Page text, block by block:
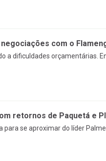
com o
a dificuldades orçamentárias.
retornos de Paquetá e
para se aproximar do líder